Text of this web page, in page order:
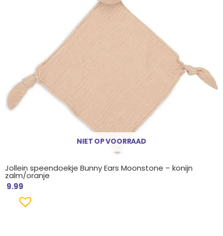
NIET OP VOORRAAD
Jollein speendoekje Bunny Ears Moonstone – konijn
zalm/oranje
9.99